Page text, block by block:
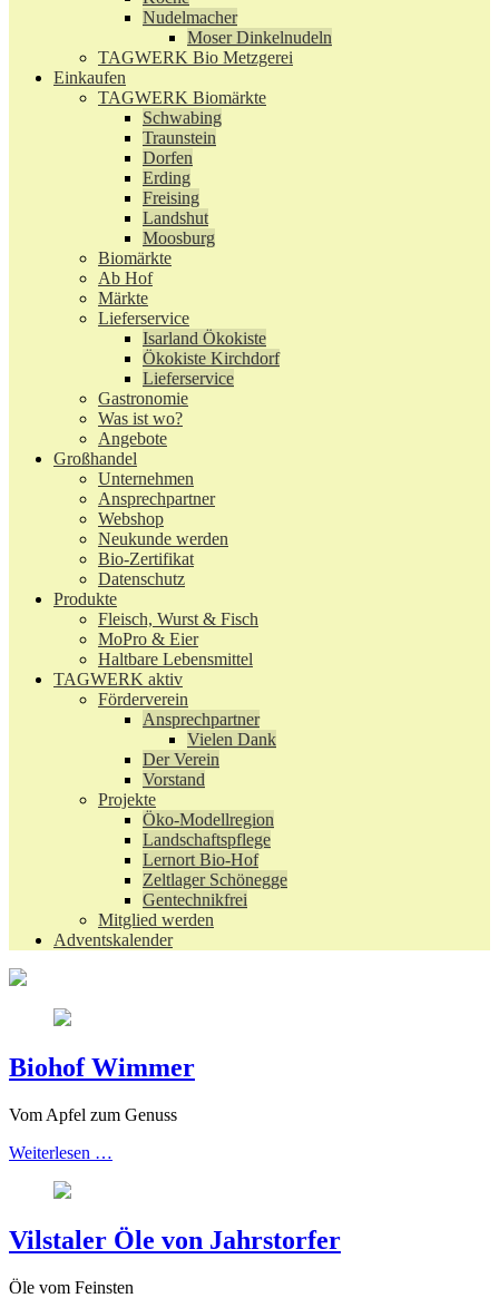
Nudelmacher
Moser Dinkelnudeln
TAGWERK Bio Metzgerei
Einkaufen
TAGWERK Biomärkte
Schwabing
Traunstein
Dorfen
Erding
Freising
Landshut
Moosburg
Biomärkte
Ab Hof
Märkte
Lieferservice
Isarland Ökokiste
Ökokiste Kirchdorf
Lieferservice
Gastronomie
Was ist wo?
Angebote
Großhandel
Unternehmen
Ansprechpartner
Webshop
Neukunde werden
Bio-Zertifikat
Datenschutz
Produkte
Fleisch, Wurst & Fisch
MoPro & Eier
Haltbare Lebensmittel
TAGWERK aktiv
Förderverein
Ansprechpartner
Vielen Dank
Der Verein
Vorstand
Projekte
Öko-Modellregion
Landschaftspflege
Lernort Bio-Hof
Zeltlager Schönegge
Gentechnikfrei
Mitglied werden
Adventskalender
Biohof Wimmer
Vom Apfel zum Genuss
Weiterlesen …
Vilstaler Öle von Jahrstorfer
Öle vom Feinsten